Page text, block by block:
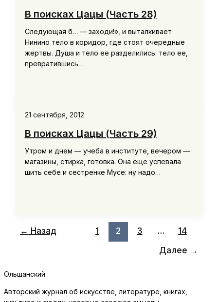
В поисках Цацы (Часть 28)
Следующая б… — заходи!», и выталкивает
Нинино тело в коридор, где стоят очередные
жертвы. Душа и тело ее разделились: тело ее,
превратившись…
21 сентября, 2012
В поисках Цацы (Часть 29)
Утром и днем — учеба в институте, вечером —
магазины, стирка, готовка. Она еще успевала
шить себе и сестренке Мусе: ну надо…
← Назад 1 2 3 …
14
Далее →
Ольшанский
Авторский журнал об искусстве, литературе, книгах,